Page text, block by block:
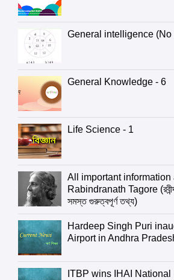
General intelligence (No
General Knowledge - 6
Life Science - 1
All important information
Rabindranath Tagore
সমস্ত গুরুত্বপূর্ণ তথ্য)
Hardeep Singh Puri
Airport in Andhra
ITBP wins IHAI National